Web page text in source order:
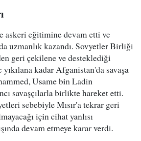
askeri eğitimine devam etti ve
uzmanlık kazandı. Sovyetler Birliği
geri çekilene ve desteklediği
kadar Afganistan'da savaşa
Usame bin Ladin
savaşçılarla birlikte hareket etti.
sebebiyle Mısır'a tekrar geri
için cihat yanlısı
devam etmeye karar verdi.